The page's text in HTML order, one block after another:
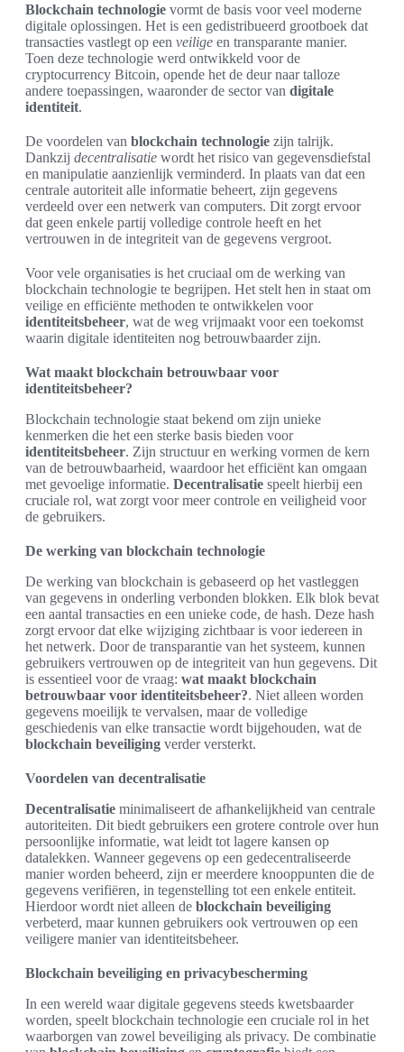
Blockchain technologie vormt de basis voor veel moderne
digitale oplossingen. Het is een gedistribueerd grootboek dat
transacties vastlegt op een veilige en transparante manier.
Toen deze technologie werd ontwikkeld voor de
cryptocurrency Bitcoin, opende het de deur naar talloze
andere toepassingen, waaronder de sector van digitale
identiteit.
De voordelen van blockchain technologie zijn talrijk.
Dankzij decentralisatie wordt het risico van gegevensdiefstal
en manipulatie aanzienlijk verminderd. In plaats van dat een
centrale autoriteit alle informatie beheert, zijn gegevens
verdeeld over een netwerk van computers. Dit zorgt ervoor
dat geen enkele partij volledige controle heeft en het
vertrouwen in de integriteit van de gegevens vergroot.
Voor vele organisaties is het cruciaal om de werking van
blockchain technologie te begrijpen. Het stelt hen in staat om
veilige en efficiënte methoden te ontwikkelen voor
identiteitsbeheer, wat de weg vrijmaakt voor een toekomst
waarin digitale identiteiten nog betrouwbaarder zijn.
Wat maakt blockchain betrouwbaar voor
identiteitsbeheer?
Blockchain technologie staat bekend om zijn unieke
kenmerken die het een sterke basis bieden voor
identiteitsbeheer. Zijn structuur en werking vormen de kern
van de betrouwbaarheid, waardoor het efficiënt kan omgaan
met gevoelige informatie. Decentralisatie speelt hierbij een
cruciale rol, wat zorgt voor meer controle en veiligheid voor
de gebruikers.
De werking van blockchain technologie
De werking van blockchain is gebaseerd op het vastleggen
van gegevens in onderling verbonden blokken. Elk blok bevat
een aantal transacties en een unieke code, de hash. Deze hash
zorgt ervoor dat elke wijziging zichtbaar is voor iedereen in
het netwerk. Door de transparantie van het systeem, kunnen
gebruikers vertrouwen op de integriteit van hun gegevens. Dit
is essentieel voor de vraag: wat maakt blockchain
betrouwbaar voor identiteitsbeheer?. Niet alleen worden
gegevens moeilijk te vervalsen, maar de volledige
geschiedenis van elke transactie wordt bijgehouden, wat de
blockchain beveiliging verder versterkt.
Voordelen van decentralisatie
Decentralisatie minimaliseert de afhankelijkheid van centrale
autoriteiten. Dit biedt gebruikers een grotere controle over hun
persoonlijke informatie, wat leidt tot lagere kansen op
datalekken. Wanneer gegevens op een gedecentraliseerde
manier worden beheerd, zijn er meerdere knooppunten die de
gegevens verifiëren, in tegenstelling tot een enkele entiteit.
Hierdoor wordt niet alleen de blockchain beveiliging
verbeterd, maar kunnen gebruikers ook vertrouwen op een
veiligere manier van identiteitsbeheer.
Blockchain beveiliging en privacybescherming
In een wereld waar digitale gegevens steeds kwetsbaarder
worden, speelt blockchain technologie een cruciale rol in het
waarborgen van zowel beveiliging als privacy. De combinatie